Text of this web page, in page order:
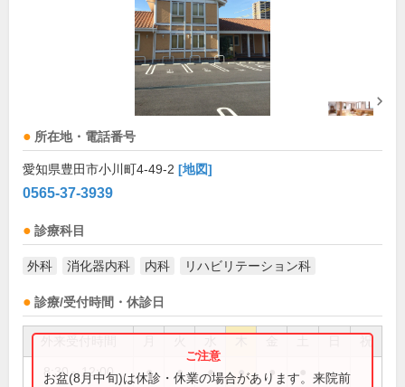
所在地・電話番号
愛知県豊田市小川町4-49-2 [地図]
0565-37-3939
診療科目
外科 消化器内科 内科 リハビリテーション科
診療/受付時間・休診日
祝
8:30～12:00 ● ● ● ● ●
お盆(8月中旬)は休診・休業の場合があります。来院前